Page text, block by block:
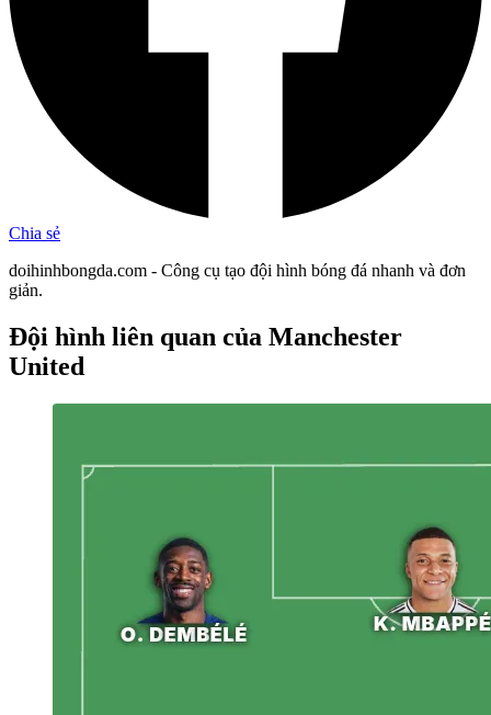
Chia sẻ
doihinhbongda.com - Công cụ tạo đội hình bóng đá nhanh và đơn
giản.
Đội hình liên quan của Manchester
United